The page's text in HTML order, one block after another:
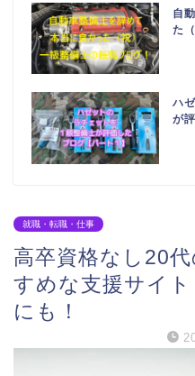
自
た
ハ
が
就職・転職・仕事
高卒資格なし20
すめな支援サイ
にも！